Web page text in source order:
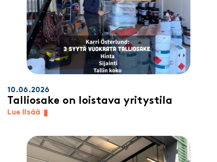
10.06.2026
Talliosake on loistava yritystila
Lue lisää